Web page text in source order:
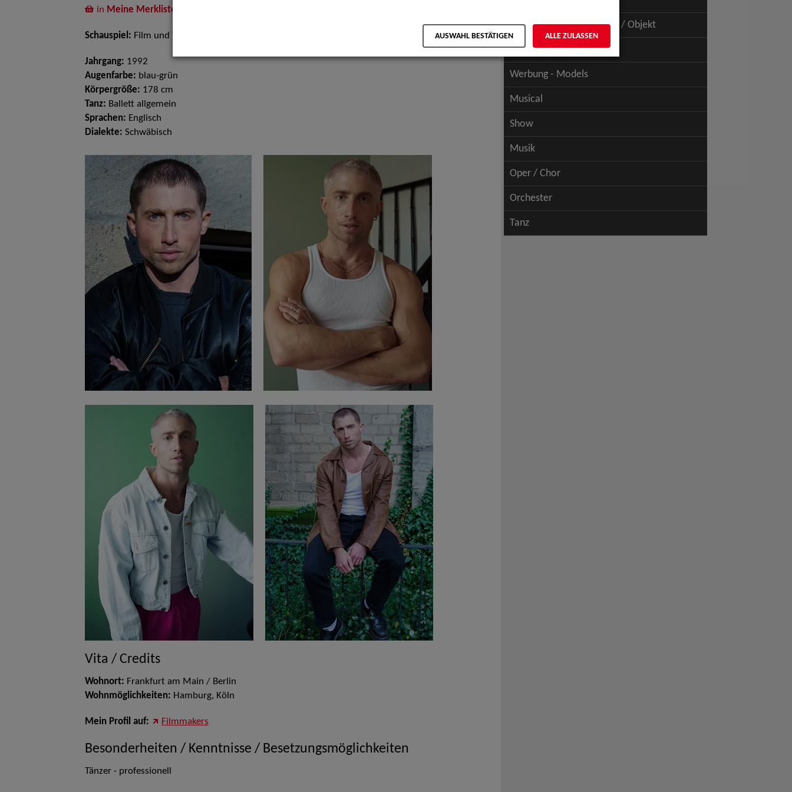
in Meine Merkliste
Schauspiel: Film und TV
Jahrgang: 1992
Augenfarbe: blau-grün
Körpergröße: 178 cm
Tanz: Ballett allgemein
Sprachen: Englisch
Dialekte: Schwäbisch
Vita / Credits
Wohnort: Frankfurt am Main / Berlin
Wohnmöglichkeiten: Hamburg, Köln
Mein Profil auf: Filmmakers
Besonderheiten / Kenntnisse / Besetzungsmöglichkeiten
Tänzer - professionell
Schauspiel - Figur / Puppe / Objekt
Werbung - Talents
Werbung - Models
Musical
Show
Musik
Oper / Chor
Orchester
Tanz
AUSWAHL BESTÄTIGEN ALLE ZULASSEN